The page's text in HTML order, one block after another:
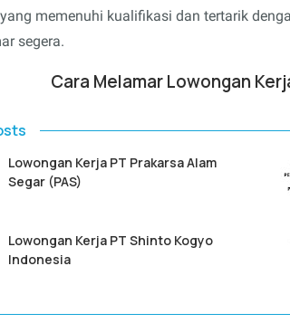
memenuhi kualifikasi dan tertarik
segera.
Cara Melamar Lowongan
Lowongan Kerja PT Prakarsa Alam
Segar (PAS)
Lowongan Kerja PT Shinto Kogyo
Indonesia